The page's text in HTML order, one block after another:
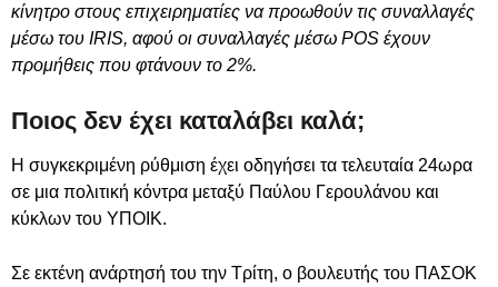
κίνητρο στους επιχειρηματίες να προωθούν τις συναλλαγές
μέσω του IRIS, αφού οι συναλλαγές μέσω POS έχουν
προμήθεις που φτάνουν το 2%.
Ποιος δεν έχει καταλάβει καλά;
Η συγκεκριμένη ρύθμιση έχει οδηγήσει τα τελευταία 24ωρα
σε μια πολιτική κόντρα μεταξύ Παύλου Γερουλάνου και
κύκλων του ΥΠΟΙΚ.
Σε εκτένη ανάρτησή του την Τρίτη, ο βουλευτής του ΠΑΣΟΚ